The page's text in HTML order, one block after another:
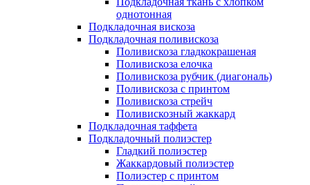
однотонная
Подкладочная вискоза
Подкладочная поливискоза
Поливискоза гладкокрашеная
Поливискоза елочка
Поливискоза рубчик (диагональ)
Поливискоза с принтом
Поливискоза стрейч
Поливискозный жаккард
Подкладочная таффета
Подкладочный полиэстер
Гладкий полиэстер
Жаккардовый полиэстер
Полиэстер с принтом